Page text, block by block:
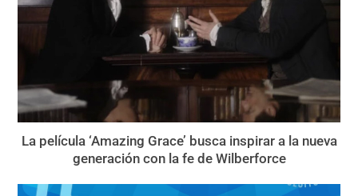
La película ‘Amazing Grace’ busca inspirar a la nueva
generación con la fe de Wilberforce